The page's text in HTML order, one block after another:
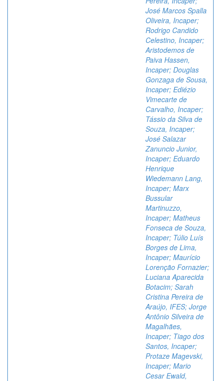
José Marcos Spalla
Oliveira, Incaper;
Rodrigo Candido
Celestino, Incaper;
Aristodemos de
Paiva Hassen,
Incaper; Douglas
Gonzaga de Sousa,
Incaper; Ediézio
Vimecarte de
Carvalho, Incaper;
Tássio da Silva de
Souza, Incaper;
José Salazar
Zanuncio Junior,
Incaper; Eduardo
Henrique
Wiedemann Lang,
Incaper; Marx
Bussular
Martinuzzo,
Incaper; Matheus
Fonseca de Souza,
Incaper; Túlio Luís
Borges de Lima,
Incaper; Maurício
Lorenção Fornazier;
Luciana Aparecida
Botacim; Sarah
Cristina Pereira de
Araújo, IFES; Jorge
Antônio Silveira de
Magalhães,
Incaper; Tiago dos
Santos, Incaper;
Protaze Magevski,
Incaper; Mario
Cesar Ewald,